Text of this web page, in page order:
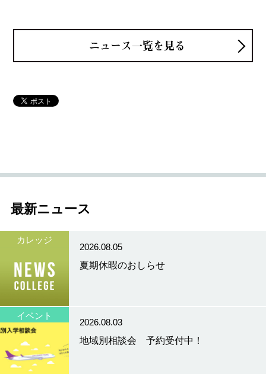
ニュース一覧を見る
最新ニュース
カレッジ
2026.08.05
夏期休暇のおしらせ
イベント
2026.08.03
地域別相談会 予約受付中！